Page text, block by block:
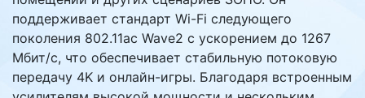
поддерживает стандарт Wi-Fi следующего
поколения 802.11ac Wave2 с ускорением до 1267
Мбит/с, что обеспечивает стабильную потоковую
передачу 4K и онлайн-игры. Благодаря встроенным